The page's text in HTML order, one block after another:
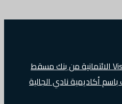
باسم أكاديمية نادي الجالية